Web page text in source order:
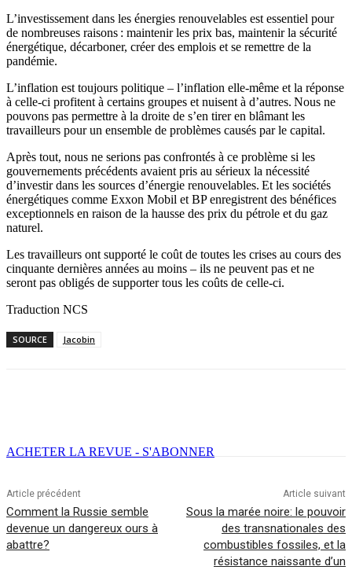
L’investissement dans les énergies renouvelables est essentiel pour
de nombreuses raisons : maintenir les prix bas, maintenir la sécurité
énergétique, décarboner, créer des emplois et se remettre de la
pandémie.
L’inflation est toujours politique – l’inflation elle-même et la réponse
à celle-ci profitent à certains groupes et nuisent à d’autres. Nous ne
pouvons pas permettre à la droite de s’en tirer en blâmant les
travailleurs pour un ensemble de problèmes causés par le capital.
Après tout, nous ne serions pas confrontés à ce problème si les
gouvernements précédents avaient pris au sérieux la nécessité
d’investir dans les sources d’énergie renouvelables. Et les sociétés
énergétiques comme Exxon Mobil et BP enregistrent des bénéfices
exceptionnels en raison de la hausse des prix du pétrole et du gaz
naturel.
Les travailleurs ont supporté le coût de toutes les crises au cours des
cinquante dernières années au moins – ils ne peuvent pas et ne
seront pas obligés de supporter tous les coûts de celle-ci.
Traduction NCS
SOURCE Jacobin
ACHETER LA REVUE - S'ABONNER
Article précédent
Comment la Russie semble
devenue un dangereux ours à
abattre?
Article suivant
Sous la marée noire: le pouvoir
des transnationales des
combustibles fossiles, et la
résistance naissante d’un